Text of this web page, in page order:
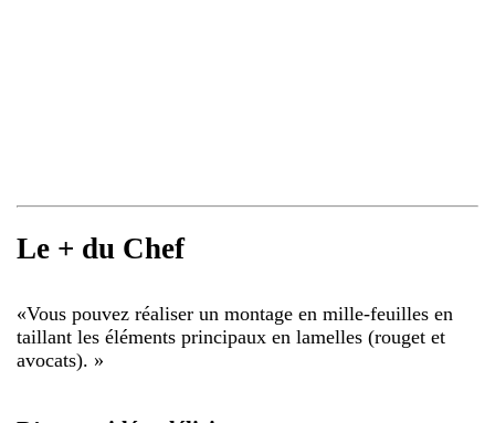
Le + du Chef
«Vous pouvez réaliser un montage en mille-feuilles en
taillant les éléments principaux en lamelles (rouget et
avocats). »